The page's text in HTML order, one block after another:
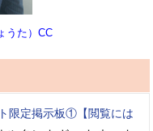
うた）CC
限定掲示板①【閲覧には